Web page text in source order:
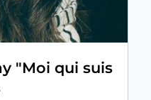
"Moi qui suis